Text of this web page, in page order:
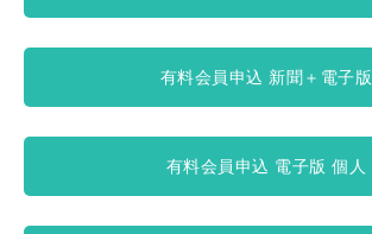
有料会員申込 新聞＋電子版
有料会員申込 電子版 個人